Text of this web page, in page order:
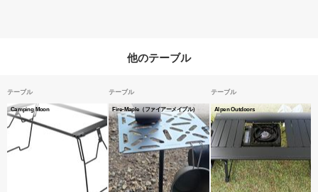
他のテーブル
テーブル
Camping Moon
テーブル
Fire-Maple（ファイアーメイプル）
テーブル
Alpen Outdoors